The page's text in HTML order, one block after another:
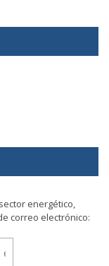
energético,
correo electrónico: